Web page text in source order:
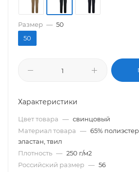
Размер — 50
50
Характеристики
Цвет товара — свинцовый
Материал товара — 65%
эластан, твил
Плотность — 250 г/м2
Российский размер — 56